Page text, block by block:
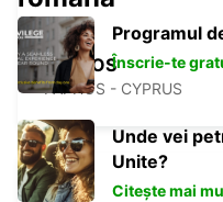
PAPHOS
PAPHOS - CYPRUS
Programul
Înscrie-te
Unde vei
Unite?
Citește mai